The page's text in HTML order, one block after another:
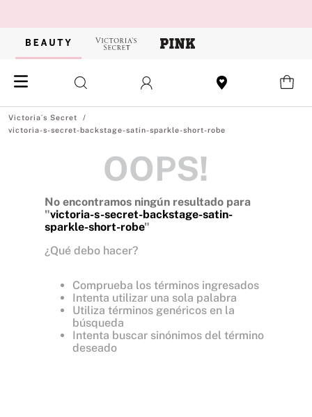
victoria-s-secret-backstage-satin-sparkle-short-robe
OOPS!
No encontramos ningún resultado para
"victoria-s-secret-backstage-satin-
sparkle-short-robe"
¿Qué debo hacer?
Comprueba los términos ingresados
Intenta utilizar una sola palabra
Utiliza términos genéricos en la
búsqueda
Intenta buscar sinónimos del término
deseado